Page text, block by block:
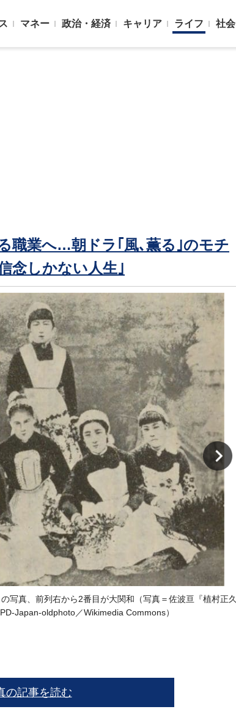
マネー 政治・経済 キャリア ライフ 社会
職業へ…朝ドラ｢風､薫る｣のモチ
念しかない人生｣
写真、前列右から2番目が大関和（写真＝佐波亘『植村正久
Japan-oldphoto／Wikimedia Commons）
の記事を読む